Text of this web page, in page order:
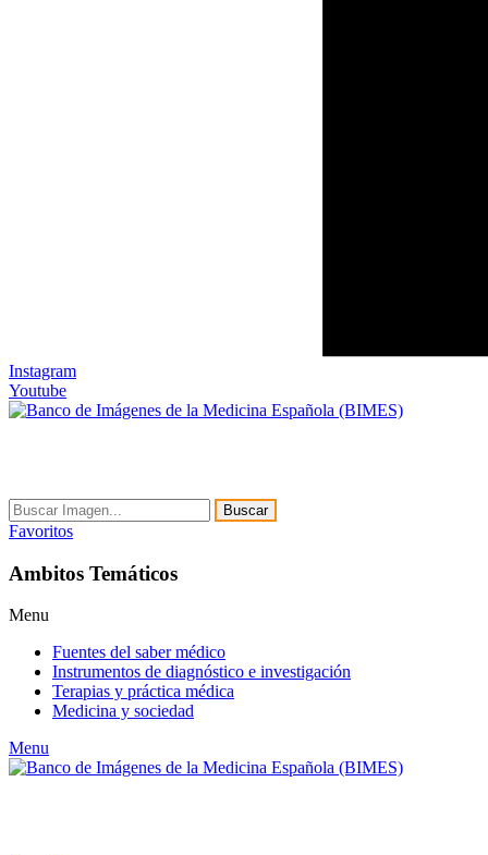
Instagram
Youtube
Buscar
Favoritos
Ambitos Temáticos
Menu
Fuentes del saber médico
Instrumentos de diagnóstico e investigación
Terapias y práctica médica
Medicina y sociedad
Menu